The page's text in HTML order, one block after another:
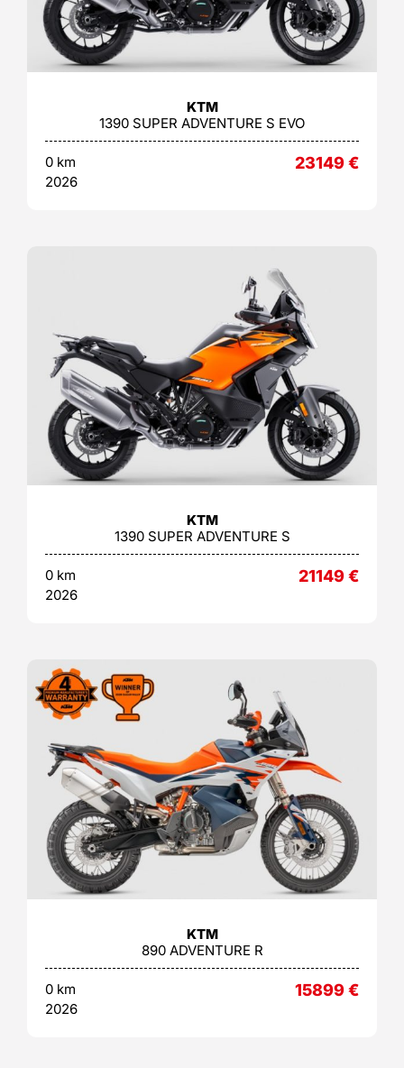
KTM
1390 SUPER ADVENTURE S EVO
0 km
2026
23149€
KTM
1390 SUPER ADVENTURE S
0 km
2026
21149€
KTM
890 ADVENTURE R
0 km
2026
15899€